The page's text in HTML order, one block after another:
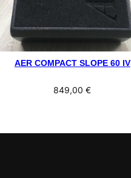
AER COMPACT SLOPE 60 IV
849,00€